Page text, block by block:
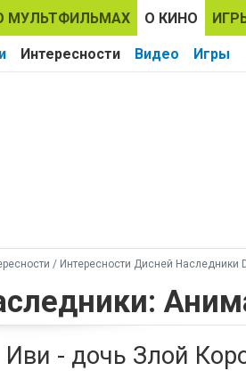
МУЛЬТФИЛЬМАХ О КИНО
Интересности Видео Игры
/ Интересности Дисней Наследники
Иви - дочь Злой